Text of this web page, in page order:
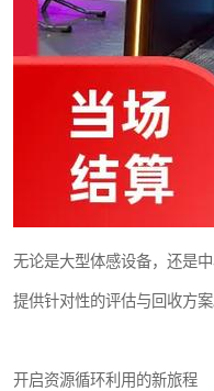
无论是大型体感设备，还是
提供针对性的评估与回收方案
开启资源循环利用的新旅程